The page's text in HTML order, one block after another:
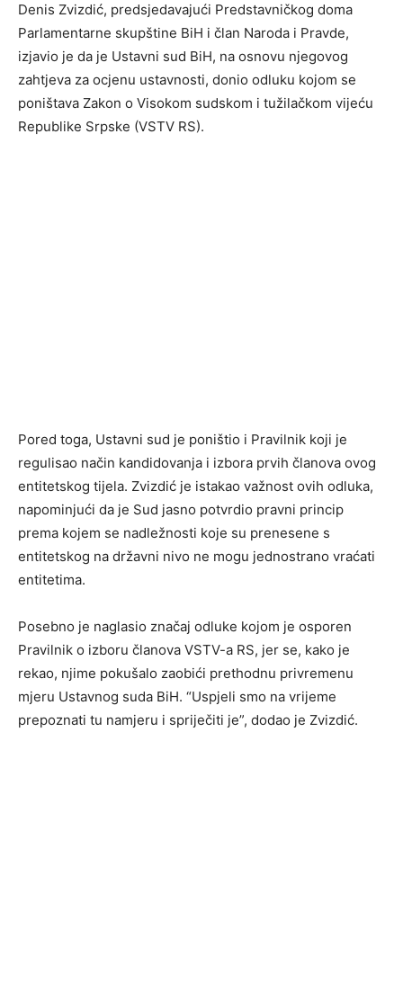
Denis Zvizdić, predsjedavajući Predstavničkog doma
Parlamentarne skupštine BiH i član Naroda i Pravde,
izjavio je da je Ustavni sud BiH, na osnovu njegovog
zahtjeva za ocjenu ustavnosti, donio odluku kojom se
poništava Zakon o Visokom sudskom i tužilačkom vijeću
Republike Srpske (VSTV RS).
Pored toga, Ustavni sud je poništio i Pravilnik koji je
regulisao način kandidovanja i izbora prvih članova ovog
entitetskog tijela. Zvizdić je istakao važnost ovih odluka,
napominjući da je Sud jasno potvrdio pravni princip
prema kojem se nadležnosti koje su prenesene s
entitetskog na državni nivo ne mogu jednostrano vraćati
entitetima.
Posebno je naglasio značaj odluke kojom je osporen
Pravilnik o izboru članova VSTV-a RS, jer se, kako je
rekao, njime pokušalo zaobići prethodnu privremenu
mjeru Ustavnog suda BiH. “Uspjeli smo na vrijeme
prepoznati tu namjeru i spriječiti je”, dodao je Zvizdić.